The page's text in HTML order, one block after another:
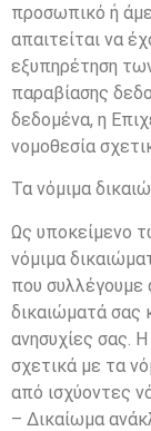
προσωπικό ή
απαιτείται να
εξυπηρέτηση
παραβίασης
δεδομένα, η
νομοθεσία
Τα νόμιμα
Ως υποκείμενο
νόμιμα
που συλλέγουμε
δικαιώματά σας
ανησυχίες σας.
σχετικά με τα
από ισχύοντες
– Δικαίωμα